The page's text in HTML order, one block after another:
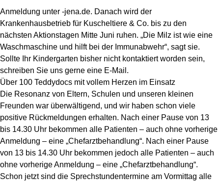
Anmeldung unter -jena.de. Danach wird der
Krankenhausbetrieb für Kuscheltiere & Co. bis zu den
nächsten Aktionstagen Mitte Juni ruhen. „Die Milz ist wie eine
Waschmaschine und hilft bei der Immunabwehr“, sagt sie.
Sollte Ihr Kindergarten bisher nicht kontaktiert worden sein,
schreiben Sie uns gerne eine E-Mail.
Über 100 Teddydocs mit vollem Herzen im Einsatz
Die Resonanz von Eltern, Schulen und unseren kleinen
Freunden war überwältigend, und wir haben schon viele
positive Rückmeldungen erhalten. Nach einer Pause von 13
bis 14.30 Uhr bekommen alle Patienten – auch ohne vorherige
Anmeldung – eine „Chefarztbehandlung“. Nach einer Pause
von 13 bis 14.30 Uhr bekommen jedoch alle Patienten – auch
ohne vorherige Anmeldung – eine „Chefarztbehandlung“.
Schon jetzt sind die Sprechstundentermine am Vormittag alle